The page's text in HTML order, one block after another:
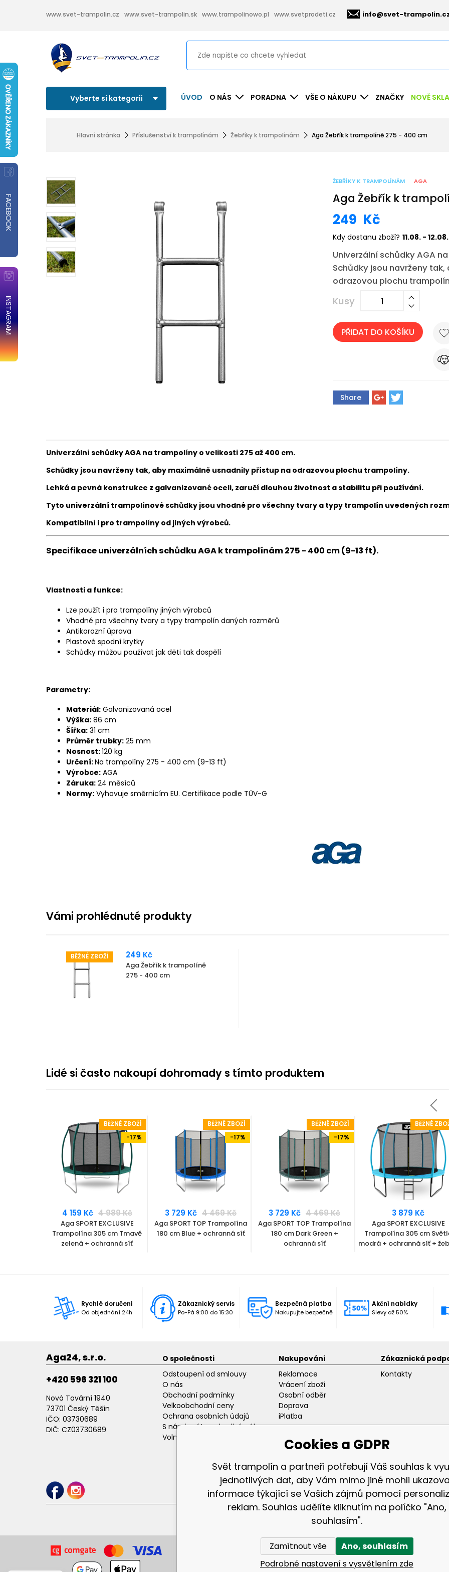
FACEBOOK
INSTAGRAM
www.svet-trampolin.cz www.svet-trampolin.sk www.trampolinowo.pl www.svetprodeti.cz info@svet-
Vyberte si kategorii ÚVOD O NÁS PORADNA VŠE O NÁKUPU ZNAČKY NOVĚ
Hlavní stránka Příslušenství k trampolínám Žebříky k trampolínám Aga Žebřík k trampolíně 275 - 400 cm
ŽEBŘÍKY K TRAMPOLÍNÁM AGA
Aga Žebřík k
249 Kč
Kdy dostanu zboží? 11.08. - 12.08.
Univerzální schůdky AGA
Schůdky jsou navrženy
odrazovou plochu
Kusy
PŘIDAT DO KOŠÍKU
Share
Univerzální schůdky AGA na trampolíny o velikosti 275 až 400 cm.
Schůdky jsou navrženy tak, aby maximálně usnadnily přístup na odrazovou plochu trampolíny.
Lehká a pevná konstrukce z galvanizované oceli, zaručí dlouhou životnost a stabilitu při používání.
Tyto univerzální trampolínové schůdky jsou vhodné pro všechny tvary a typy trampolín uvedených
Kompatibilní i pro trampolíny od jiných výrobců.
Specifikace univerzálních schůdku AGA k trampolínám 275 - 400 cm (9-13 ft).
Vlastnosti a funkce:
Lze použít i pro trampolíny jiných výrobců
Vhodné pro všechny tvary a typy trampolín daných rozměrů
Antikorozní úprava
Plastové spodní krytky
Schůdky můžou používat jak děti tak dospělí
Parametry:
Materiál: Galvanizovaná ocel
Výška: 86 cm
Šířka: 31 cm
Průměr trubky: 25 mm
Nosnost:120 kg
Určení:Na trampolíny 275 - 400 cm (9-13 ft)
Výrobce: AGA
Záruka: 24 měsíců
Normy: Vyhovuje směrnicím EU. Certifikace podle TÜV-G
Vámi prohlédnuté produkty
BĚŽNÉ ZBOŽÍ 249 Kč
Aga Žebřík k trampolíně
275 - 400 cm
Lidé si často nakoupí dohromady s tímto produktem
BĚŽNÉ ZBOŽÍ
-17%
4 159 Kč 4 989 Kč
Aga SPORT EXCLUSIVE
Trampolína 305 cm Tmavě
zelená + ochranná síť
BĚŽNÉ ZBOŽÍ
-17%
3 729 Kč 4 469 Kč
Aga SPORT TOP Trampolína
180 cm Blue + ochranná síť
BĚŽNÉ ZBOŽÍ
-17%
3 729 Kč 4 469 Kč
Aga SPORT TOP Trampolína
180 cm Dark Green +
ochranná síť
BĚŽNÉ
3 879 Kč
Aga SPORT EXCLUSIVE
Trampolína 305 cm
modrá + ochranná síť +
Rychlé doručení
Od objednání 24h
Zákaznický servis
Po-Pá 9:00 do 15:30
Bezpečná platba
Nakupujte bezpečně
Akční nabídky
Slevy až 50%
Aga24, s.r.o.
+420 596 321 100
Nová Tovární 1940
73701 Český Těšín
IČO: 03730689
DIČ: CZ03730689
O společnosti
Odstoupení od smlouvy
O nás
Obchodní podmínky
Velkoobchodní ceny
Ochrana osobních údajů
S námi máte pohodlný nákup
Volné pracovní pozice
Nakupování
Reklamace
Vrácení zboží
Osobní odběr
Doprava
iPlatba
Zákaznická
Kontakty
Zákaznická
Přihlášení
© 2026 AGA24 s.r.o., Všechna práva vyhrazena
Tvorbu webové stránkyzajistilBINARGON.cz
Cookies a GDPR
Svět trampolín a partneři potřebují Váš souhlas k
jednotlivých dat, aby Vám mimo jiné mohli
informace týkající se Vašich zájmů pomocí
reklam. Souhlas udělíte kliknutím na políčko "Ano,
souhlasím".
Zamítnout vše
Ano, souhlasím
Podrobné nastavení s vysvětlením zde